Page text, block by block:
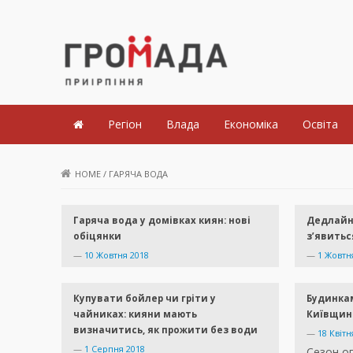
Громада Приірпіння
Регіон Влада Економіка Освіта
HOME / ГАРЯЧА ВОДА
Гаряча вода у домівках киян: нові
обіцянки
— 10 Жовтня 2018
Дедлайн
— 1
Купувати бойлер чи гріти у
чайниках: кияни мають
визначитись, як прожити без води
— 1 Серпня 2018
— 18